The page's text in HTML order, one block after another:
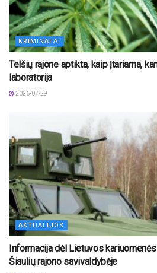
KRIMINALAI
Telšių rajone aptikta, kaip įtariama,
laboratorija
2026-07-29
AKTUALIJOS
Informacija dėl Lietuvos
Šiaulių rajono savivaldybėje